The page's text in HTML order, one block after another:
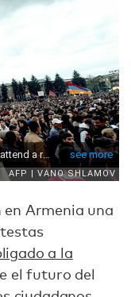
Armenia una
a la
el futuro del